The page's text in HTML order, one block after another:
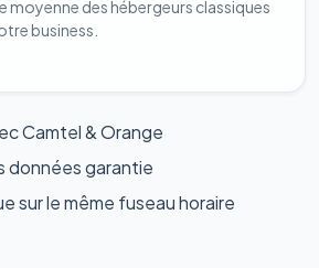
moyenne des hébergeurs classiques
business.
Camtel & Orange
données garantie
sur le même fuseau horaire